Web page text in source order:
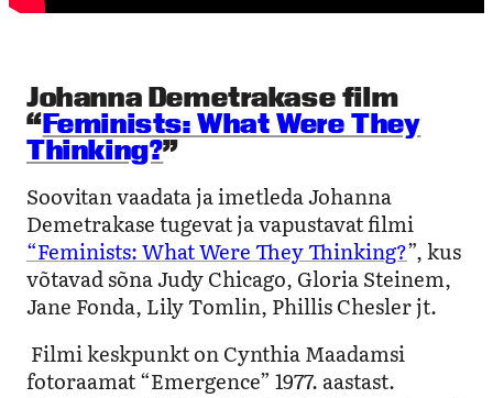
Johanna Demetrakase film
“Feminists: What Were They
Thinking?”
Soovitan vaadata ja imetleda Johanna
Demetrakase tugevat ja vapustavat filmi
“Feminists: What Were They Thinking?”, kus
võtavad sõna Judy Chicago, Gloria Steinem,
Jane Fonda, Lily Tomlin, Phillis Chesler jt.
Filmi keskpunkt on Cynthia Maadamsi
fotoraamat “Emergence” 1977. aastast.